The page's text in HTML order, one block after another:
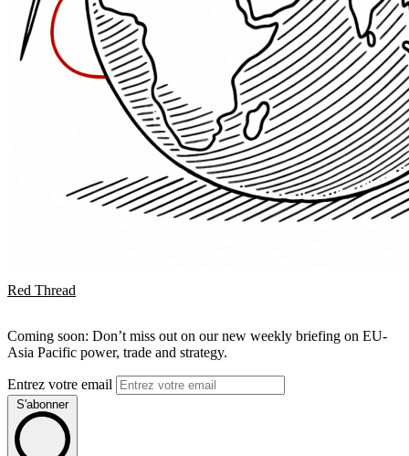
Red Thread
Coming soon: Don’t miss out on our new weekly briefing on EU-
Asia Pacific power, trade and strategy.
Entrez votre email
S'abonner